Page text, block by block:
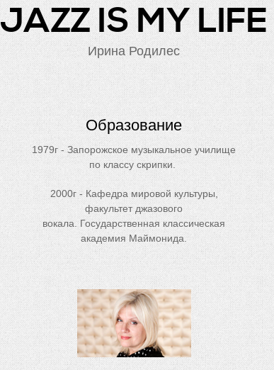
JAZZ IS MY LIFE
Ирина Родилес
Образование
1979г - Запорожское музыкальное училище
по классу скрипки.
2000г - Кафедра мировой культуры,
факультет джазового
вокала. Государственная классическая
академия Маймонида.